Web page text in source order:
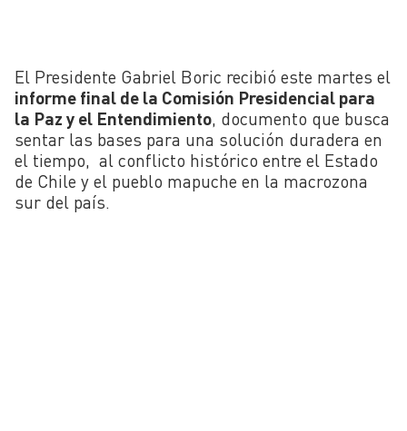
El Presidente Gabriel Boric recibió este martes el
informe final de la Comisión Presidencial para
la Paz y el Entendimiento , documento que busca
sentar las bases para una solución duradera en
el tiempo, al conflicto histórico entre el Estado
de Chile y el pueblo mapuche en la macrozona
sur del país.